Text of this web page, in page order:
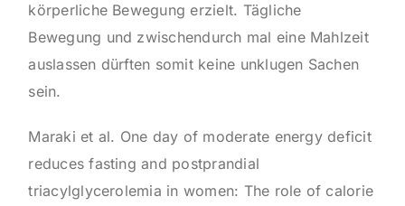
körperliche Bewegung erzielt. Tägliche
Bewegung und zwischendurch mal eine Mahlzeit
auslassen dürften somit keine unklugen Sachen
sein.
Maraki et al. One day of moderate energy deficit
reduces fasting and postprandial
triacylglycerolemia in women: The role of calorie